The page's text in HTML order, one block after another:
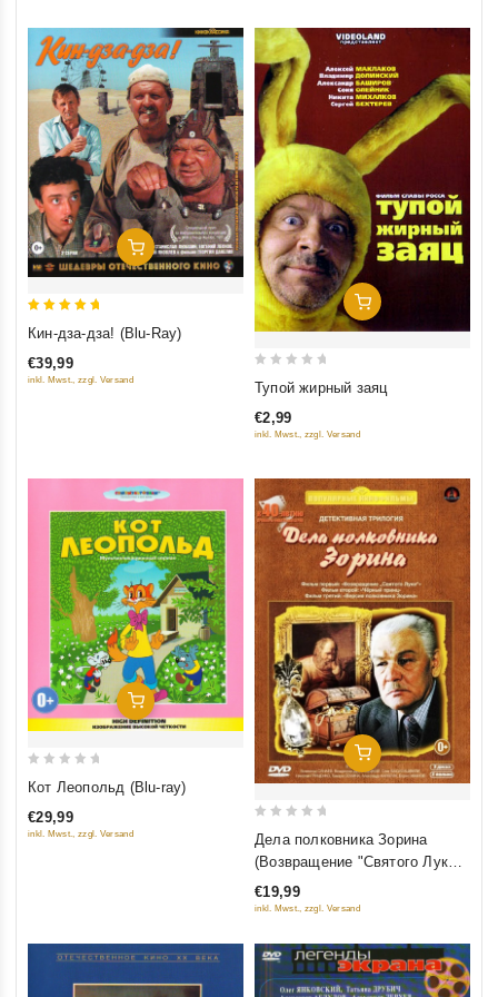
Добавить В Корзину
out of 5
Кин-дза-дза! (Blu-Ray)
€39,99
inkl. Mwst., zzgl. Versand
Добавить В Корзину
out
of
Тупой жирный заяц
€2,99
inkl. Mwst., zzgl. Versand
Добавить В Корзину
of
Кот Леопольд (Blu-ray)
€29,99
inkl. Mwst., zzgl. Versand
Добавить В Корзину
out
5
Дела полковника Зорина
(Возвращение "Святого Луки",
Чёрный Принц, Версия
полковника Зорина) (3 DVD)
€19,99
inkl. Mwst., zzgl. Versand